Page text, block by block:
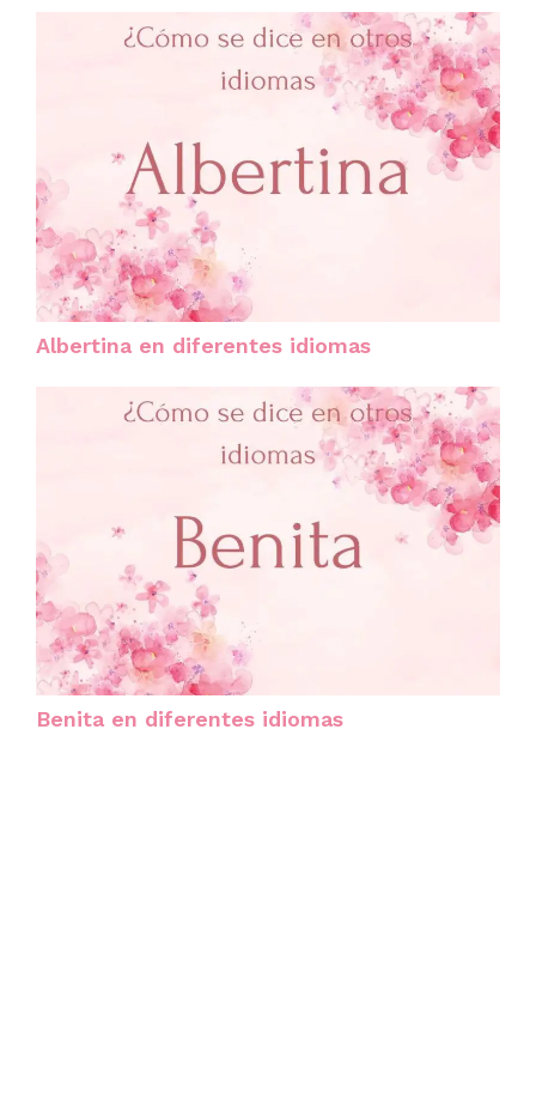
Albertina en diferentes idiomas
Benita en diferentes idiomas